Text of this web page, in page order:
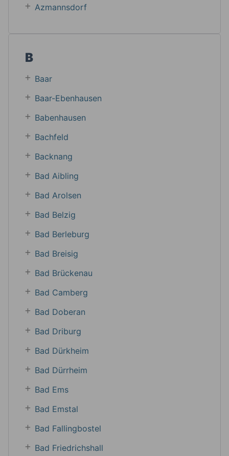
Azmannsdorf
B
Baar
Baar-Ebenhausen
Babenhausen
Bachfeld
Backnang
Bad Aibling
Bad Arolsen
Bad Belzig
Bad Berleburg
Bad Breisig
Bad Brückenau
Bad Camberg
Bad Doberan
Bad Driburg
Bad Dürkheim
Bad Dürrheim
Bad Ems
Bad Emstal
Bad Fallingbostel
Bad Friedrichshall